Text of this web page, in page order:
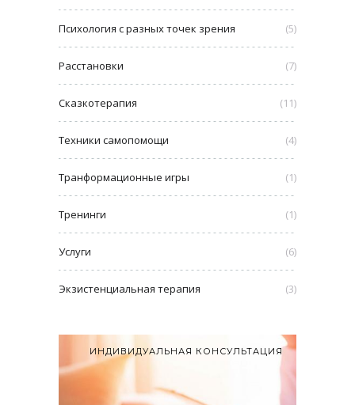
Психология с разных точек зрения (5)
Расстановки (7)
Сказкотерапия (11)
Техники самопомощи (4)
Транформационные игры (1)
Тренинги (1)
Услуги (6)
Экзистенциальная терапия (3)
ИНДИВИДУАЛЬНАЯ КОНСУЛЬТАЦИЯ